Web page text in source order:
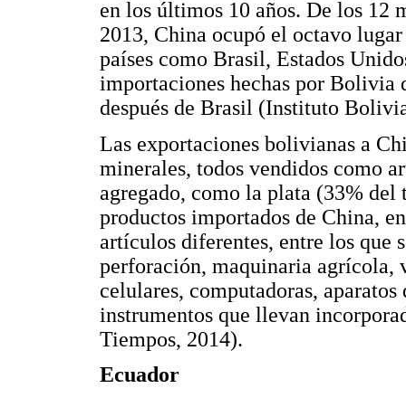
en los últimos 10 años. De los
2013, China ocupó el octavo
países como Brasil, Estados
importaciones hechas por Bolivia
después de Brasil (Instituto
Las exportaciones bolivianas a
minerales, todos vendidos como
agregado, como la plata (33%
productos importados de China,
artículos diferentes, entre los que
perforación, maquinaria agrícola,
celulares, computadoras,
instrumentos que llevan
Tiempos, 2014).
Ecuador